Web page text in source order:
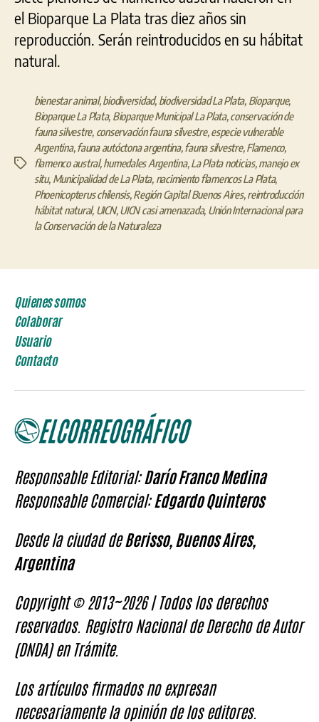
el Bioparque La Plata tras diez años sin
reproducción. Serán reintroducidos en su hábitat
natural.
Etiquetas
bienestar animal,biodiversidad, biodiversidad La Plata, Bioparque,
Bioparque La Plata, Bioparque Municipal La Plata,conservación de
fauna silvestre, conservación fauna silvestre,especie vulnerable
Argentina,fauna autóctona argentina,fauna silvestre,Flamenco,
flamenco austral,humedales Argentina,La Plata noticias,manejo ex
situ, Municipalidad de La Plata, nacimiento flamencos La Plata,
Phoenicopterus chilensis,Región Capital Buenos Aires,reintroducción
hábitat natural, UICN,UICN casi amenazada, Unión Internacional para
la Conservación de la Naturaleza
Quienes somos
Colaborar
Usuario
Contacto
Responsable Editorial:Darío Franco Medina
Responsable Comercial:Edgardo Quinteros
Desde la ciudad deBerisso, Buenos Aires,
Argentina
Copyright © 2013~2026 | Todos los derechos
reservados. Registro Nacional de Derecho de Autor
(DNDA) en Trámite.
Los artículos firmados no expresan
necesariamente la opinión de los editores.